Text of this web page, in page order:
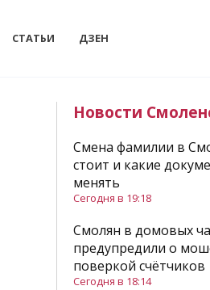
СТАТЬИ ДЗЕН
Новости
Смена фамилии в
стоит и какие
менять
Сегодня в 19:18
Смолян в домовых
предупредили о
поверкой счётчиков
Сегодня в 18:14